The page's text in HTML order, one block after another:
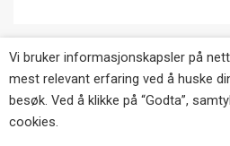
Copyright © Eikernytt.no
Pressetjeneste. Kopiering
annonser er ikke tillatt uten etter
Vi bruker informasjonskapsler på
mest relevant erfaring ved å huske
besøk. Ved å klikke på “Godta”,
cookies.